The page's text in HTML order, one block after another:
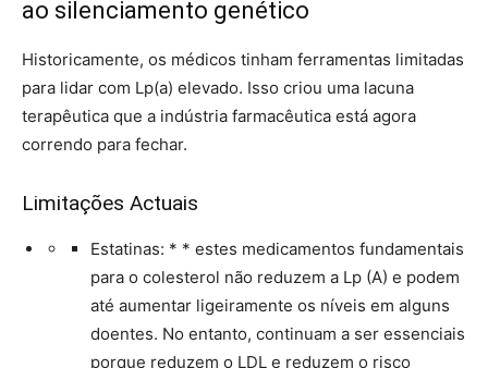
ao silenciamento genético
Historicamente, os médicos tinham ferramentas limitadas
para lidar com Lp(a) elevado. Isso criou uma lacuna
terapêutica que a indústria farmacêutica está agora
correndo para fechar.
Limitações Actuais
Estatinas: * * estes medicamentos fundamentais
para o colesterol não reduzem a Lp (A) e podem
até aumentar ligeiramente os níveis em alguns
doentes. No entanto, continuam a ser essenciais
porque reduzem o LDL e reduzem o risco